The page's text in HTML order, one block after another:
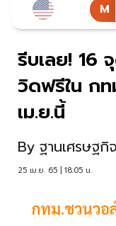
รีบเลย! 16
วิดฟรีใน ก
เม.ย.นี้
By ฐานเศรษฐกิ
25 เม.ย. 65 | 18:05 น.
กทม.ชวนวอ